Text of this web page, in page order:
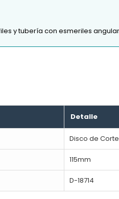
y tubería con esmeriles
Detalle
Disco de Corte
115mm
D-18714